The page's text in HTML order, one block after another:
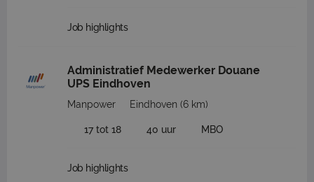
Job highlights
Administratief Medewerker Douane
UPS Eindhoven
Manpower Eindhoven (6 km)
17 tot 18 40 uur MBO
Job highlights